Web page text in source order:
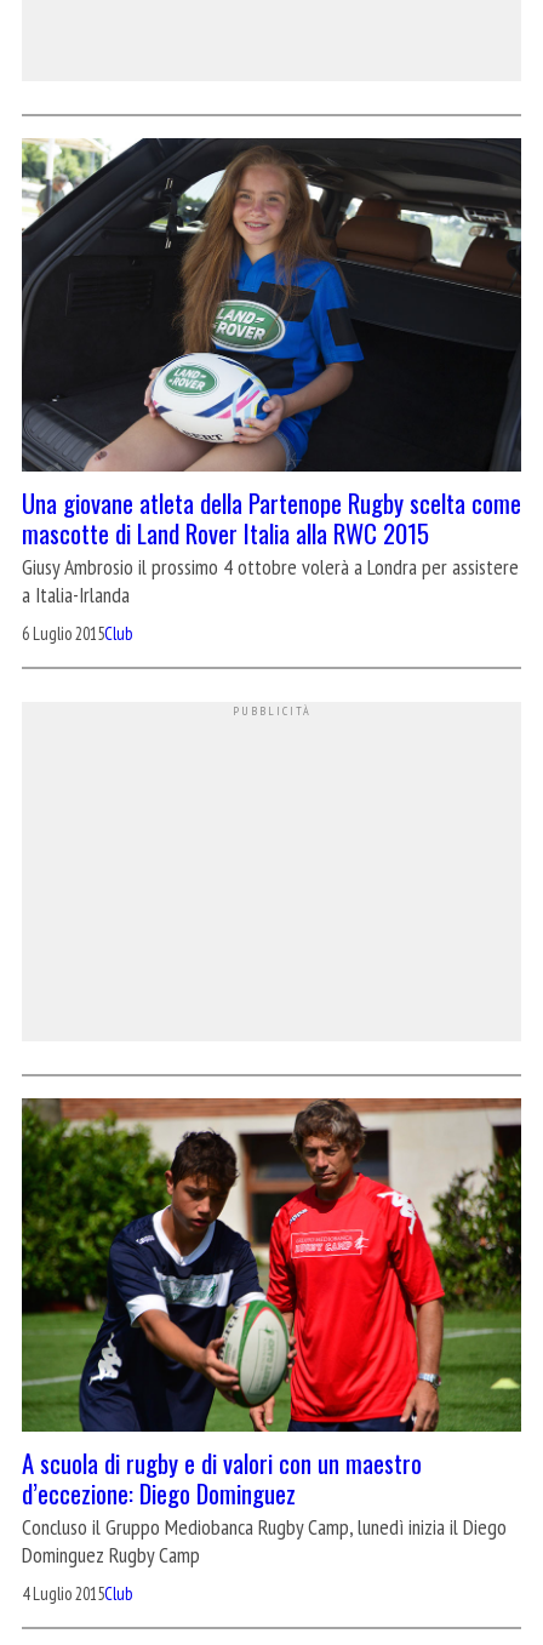
Una giovane atleta della Partenope Rugby scelta come
mascotte di Land Rover Italia alla RWC 2015
Giusy Ambrosio il prossimo 4 ottobre volerà a Londra per assistere
a Italia-Irlanda
6 Luglio 2015Club
A scuola di rugby e di valori con un maestro
d’eccezione: Diego Dominguez
Concluso il Gruppo Mediobanca Rugby Camp, lunedì inizia il Diego
Dominguez Rugby Camp
4 Luglio 2015Club